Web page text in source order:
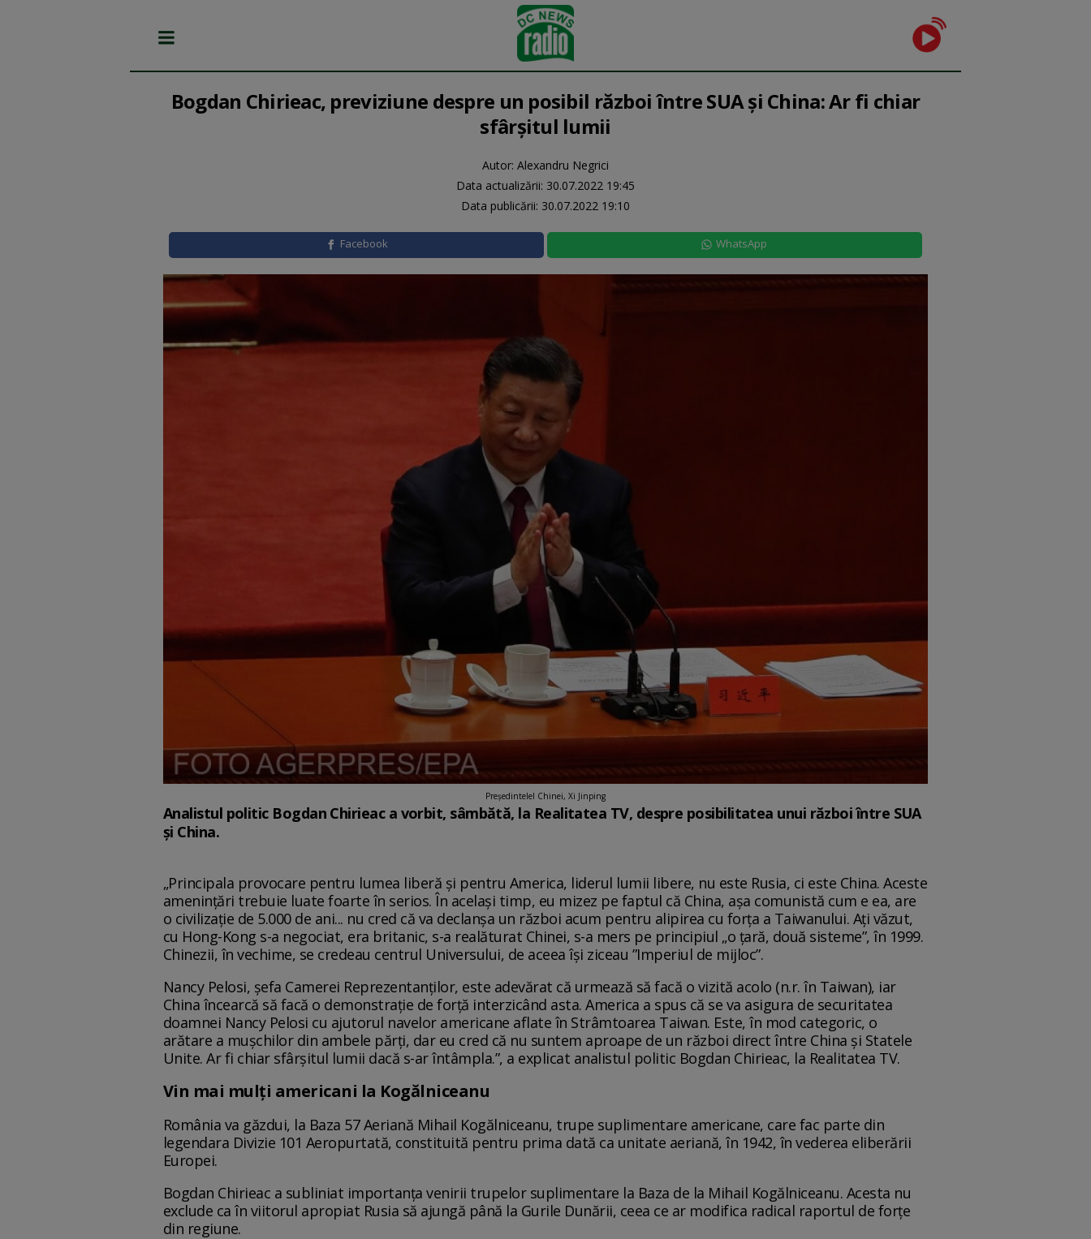
Bogdan Chirieac, previziune despre un posibil război între SUA și China: Ar fi chiar
sfârșitul lumii
Autor: Alexandru Negrici
Data actualizării: 30.07.2022 19:45
Data publicării: 30.07.2022 19:10
Facebook WhatsApp
Președintelel Chinei, Xi Jinping
Analistul politic Bogdan Chirieac a vorbit, sâmbătă, la Realitatea TV, despre posibilitatea unui război între SUA
și China.
„Principala provocare pentru lumea liberă și pentru America, liderul lumii libere, nu este Rusia, ci este China. Aceste
amenințări trebuie luate foarte în serios. În același timp, eu mizez pe faptul că China, așa comunistă cum e ea, are
o civilizație de 5.000 de ani... nu cred că va declanșa un război acum pentru alipirea cu forța a Taiwanului. Ați văzut,
cu Hong-Kong s-a negociat, era britanic, s-a realăturat Chinei, s-a mers pe principiul „o țară, două sisteme”, în 1999.
Chinezii, în vechime, se credeau centrul Universului, de aceea își ziceau ”Imperiul de mijloc”.
Nancy Pelosi, șefa Camerei Reprezentanților, este adevărat că urmează să facă o vizită acolo (n.r. în Taiwan), iar
China încearcă să facă o demonstrație de forță interzicând asta. America a spus că se va asigura de securitatea
doamnei Nancy Pelosi cu ajutorul navelor americane aflate în Strâmtoarea Taiwan. Este, în mod categoric, o
arătare a mușchilor din ambele părți, dar eu cred că nu suntem aproape de un război direct între China și Statele
Unite. Ar fi chiar sfârșitul lumii dacă s-ar întâmpla.”, a explicat analistul politic Bogdan Chirieac, la Realitatea TV.
Vin mai mulți americani la Kogălniceanu
România va găzdui, la Baza 57 Aeriană Mihail Kogălniceanu, trupe suplimentare americane, care fac parte din
legendara Divizie 101 Aeropurtată, constituită pentru prima dată ca unitate aeriană, în 1942, în vederea eliberării
Europei.
Bogdan Chirieac a subliniat importanța venirii trupelor suplimentare la Baza de la Mihail Kogălniceanu. Acesta nu
exclude ca în viitorul apropiat Rusia să ajungă până la Gurile Dunării, ceea ce ar modifica radical raportul de forțe
din regiune.